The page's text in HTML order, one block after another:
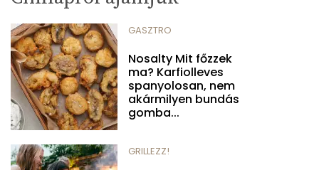
GASZTRO
Nosalty Mit főzzek
ma? Karfiolleves
spanyolosan, nem
akármilyen bundás
gomba...
GRILLEZZ!